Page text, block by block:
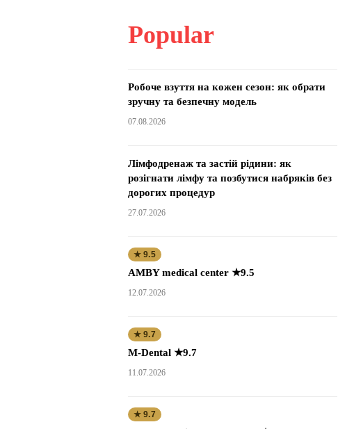
Popular
Робоче взуття на кожен сезон: як обрати
зручну та безпечну модель
07.08.2026
Лімфодренаж та застій рідини: як
розігнати лімфу та позбутися набряків без
дорогих процедур
27.07.2026
★ 9.5
AMBY medical center ★9.5
12.07.2026
★ 9.7
M-Dental ★9.7
11.07.2026
★ 9.7